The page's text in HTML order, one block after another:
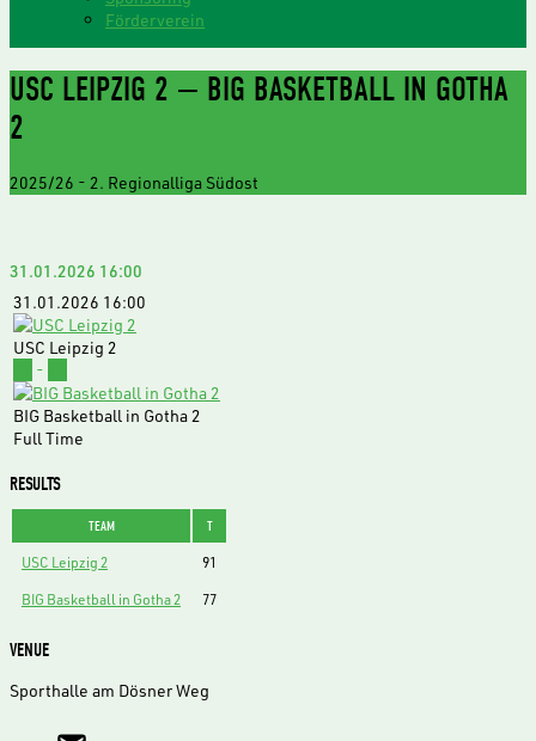
Förderverein
USC LEIPZIG 2 — BIG BASKETBALL IN GOTHA
2
2025/26 - 2. Regionalliga Südost
31.01.2026 16:00
31.01.2026 16:00
USC Leipzig 2
-
BIG Basketball in Gotha 2
Full Time
RESULTS
TEAM T
USC Leipzig 2
91
BIG Basketball in Gotha 2
77
VENUE
Sporthalle am Dösner Weg